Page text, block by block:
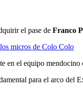
el pase de Franco
micros de Colo Colo
en el equipo
para el arco del